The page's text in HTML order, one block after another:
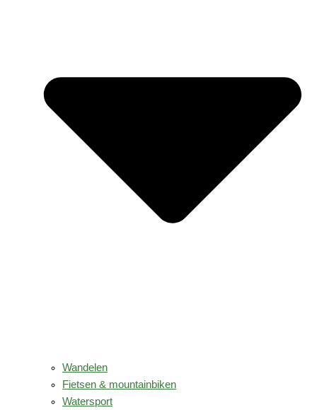
Wandelen
Fietsen & mountainbiken
Watersport